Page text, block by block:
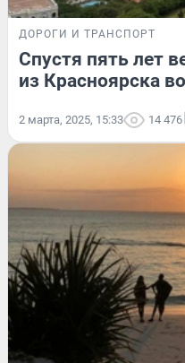
ДОРОГИ И ТРАНСПОРТ
Спустя пять лет
из Красноярска
2 марта, 2025, 15:33 14 476